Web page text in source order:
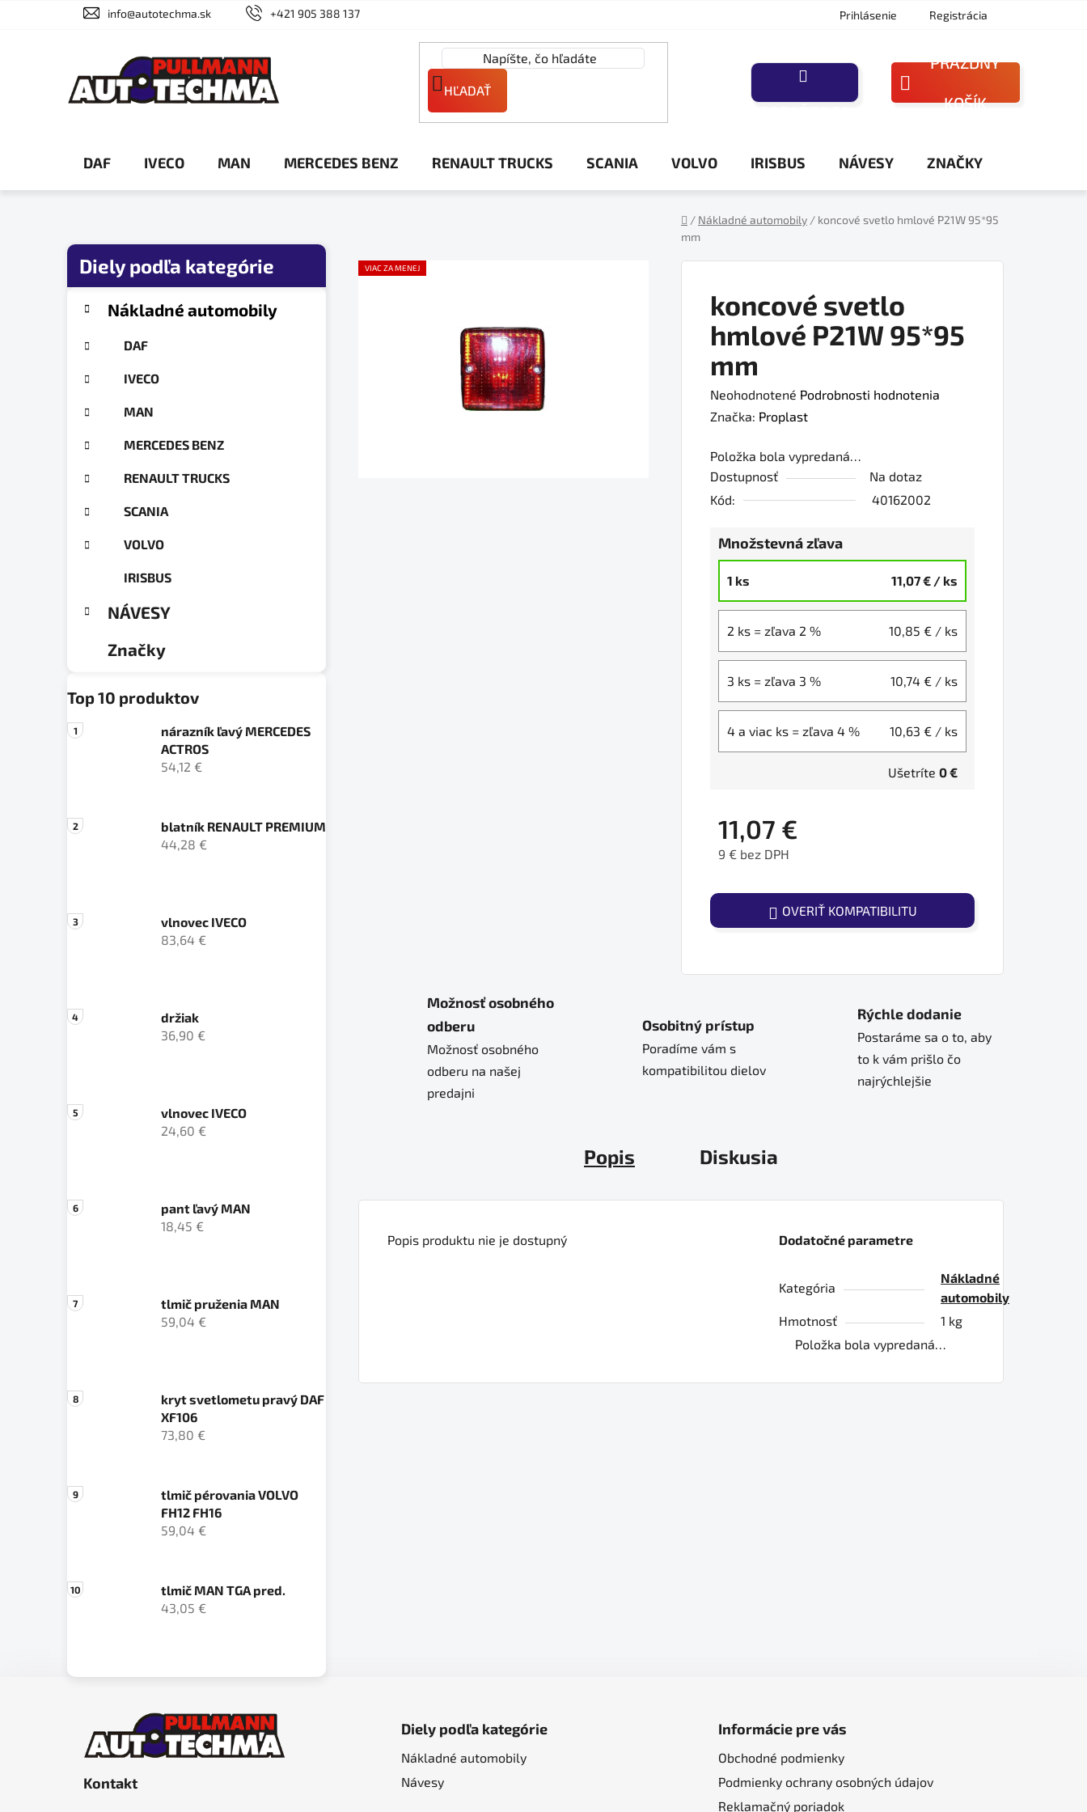
info@autotechma.sk +421 905 388 137 Prihlásenie Registrácia
HĽADAŤ
NÁKUPNÝ
PRÁZDNY
KOŠÍK
DAF IVECO MAN MERCEDES BENZ RENAULT TRUCKS SCANIA VOLVO IRISBUS NÁVESY ZNAČKY
Domov
/ Nákladné automobily / koncové svetlo hmlové P21W 95*95
mm
B
kategórieNákladné automobily
DAF
IVECO
MAN
MERCEDES BENZ
RENAULT TRUCKS
SCANIA
VOLVO
IRISBUS
NÁVESY
Značky
Top 10 produktov
nárazník ľavý MERCEDES
ACTROS
54,12 €
blatník RENAULT PREMIUM
44,28 €
vlnovec IVECO
83,64 €
držiak
36,90 €
vlnovec IVECO
24,60 €
pant ľavý MAN
18,45 €
tlmič pruženia MAN
59,04 €
kryt svetlometu pravý DAF
XF106
73,80 €
tlmič pérovania VOLVO
FH12 FH16
59,04 €
tlmič MAN TGA pred.
43,05 €
koncové svetlo
hmlové P21W 95*95
mm
Priemerné
hodnotenie
je
0,0
z
hviezdičiek.
Neohodnotené Podrobnosti hodnotenia
Značka: Proplast
Položka bola vypredaná…
Dostupnosť
Na dotaz
Kód:
40162002
Množstevná zľava
1 ks 11,07 € / ks
2 ks = zľava 2 % 10,85 € / ks
3 ks = zľava 3 % 10,74 € / ks
4 a viac ks = zľava 4 % 10,63 € / ks
Ušetríte 0 €
11,07 €
9 € bez DPH
OVERIŤ KOMPATIBILITU
VIAC ZA MENEJ
Možnosť osobného
odberu
Možnosť osobného
odberu na našej
predajni
Osobitný prístup
Poradíme vám s
kompatibilitou dielov
Rýchle dodanie
Postaráme sa o to, aby
to k vám prišlo čo
najrýchlejšie
Popis Diskusia
Popis produktu nie je dostupný Dodatočné parametre
Kategória
Nákladné
automobily
Hmotnosť
1 kg
Položka bola vypredaná…
Kontakt
Diely podľa kategórie
Nákladné automobily
Návesy
Informácie pre vás
Obchodné podmienky
Podmienky ochrany osobných údajov
Reklamačný poriadok